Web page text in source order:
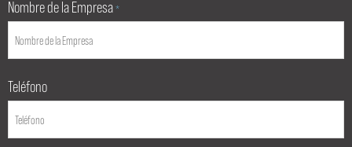
Nombre de la Empresa *
Teléfono